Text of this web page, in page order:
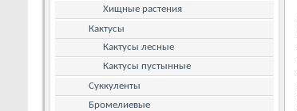
Хищные растения
Кактусы
Кактусы лесные
Кактусы пустынные
Суккуленты
Бромелиевые